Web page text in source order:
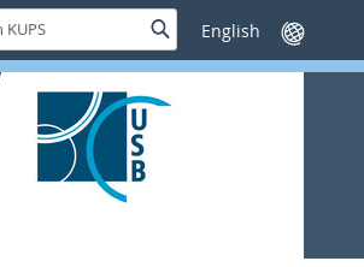
SucheSprache
wechseln